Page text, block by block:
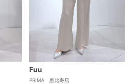
Fuu
PRIMA 恵比寿店